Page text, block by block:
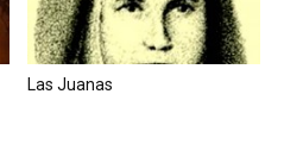
Las Juanas